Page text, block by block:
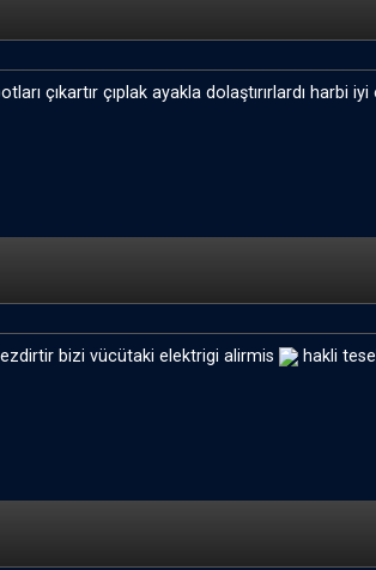
çıkartır çıplak ayakla dolaştırırlardı harbi
bizi vücütaki elektrigi alirmis hakli